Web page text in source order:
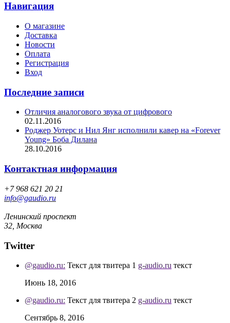
Навигация
О магазине
Доставка
Новости
Оплата
Регистрация
Вход
Последние записи
Отличия аналогового звука от цифрового
02.11.2016
Роджер Уотерс и Нил Янг исполнили кавер на «Forever
Young» Боба Дилана
28.10.2016
Контактная информация
+7 968 621 20 21
info@gaudio.ru
Ленинский проспект
32, Москва
Twitter
@gaudio.ru: Текст для твитера 1 g-audio.ru текст
Июнь 18, 2016
@gaudio.ru: Текст для твитера 2 g-audio.ru текст
Сентябрь 8, 2016